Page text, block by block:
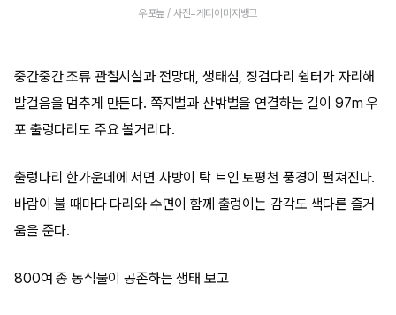
우포늪 / 사진=게티이미지뱅크
중간중간 조류 관찰시설과 전망대, 생태섬, 징검다리 쉼터가 자리해
발걸음을 멈추게 만든다. 쪽지벌과 산밖벌을 연결하는 길이 97m 우
포 출렁다리도 주요 볼거리다.
출렁다리 한가운데에 서면 사방이 탁 트인 토평천 풍경이 펼쳐진다.
바람이 불 때마다 다리와 수면이 함께 출렁이는 감각도 색다른 즐거
움을 준다.
800여 종 동식물이 공존하는 생태 보고